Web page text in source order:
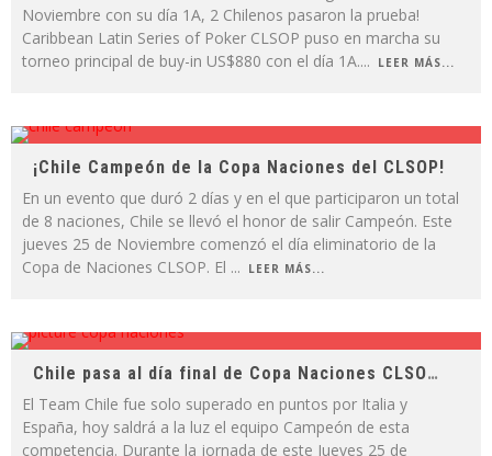
Noviembre con su día 1A, 2 Chilenos pasaron la prueba!
Caribbean Latin Series of Poker CLSOP puso en marcha su
torneo principal de buy-in US$880 con el día 1A.... LEER MÁS...
¡Chile Campeón de la Copa Naciones del CLSOP!
En un evento que duró 2 días y en el que participaron un total
de 8 naciones, Chile se llevó el honor de salir Campeón. Este
jueves 25 de Noviembre comenzó el día eliminatorio de la
Copa de Naciones CLSOP. El ... LEER MÁS...
Chile pasa al día final de Copa Naciones CLSOP en el TOP 3
El Team Chile fue solo superado en puntos por Italia y
España, hoy saldrá a la luz el equipo Campeón de esta
competencia. Durante la jornada de este Jueves 25 de